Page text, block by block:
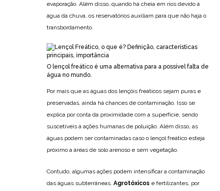
evaporação. Além disso, quando há cheia em rios devido à
água da chuva, os reservatórios auxiliam para que não haja o
transbordamento.
O lençol freático é uma alternativa para a possível falta de
água no mundo.
Por mais que as águas dos lençóis freáticos sejam puras e
preservadas, ainda há chances de contaminação. Isso se
explica por conta da proximidade com a superfície, sendo
suscetíveis à ações humanas de poluição. Além disso, as
águas podem ser contaminadas caso o lençol freático esteja
próximo a áreas de solo arenoso e sem vegetação.
Contudo, algumas ações podem intensificar a contaminação
das águas subterrâneas. Agrotóxicos e fertilizantes, por